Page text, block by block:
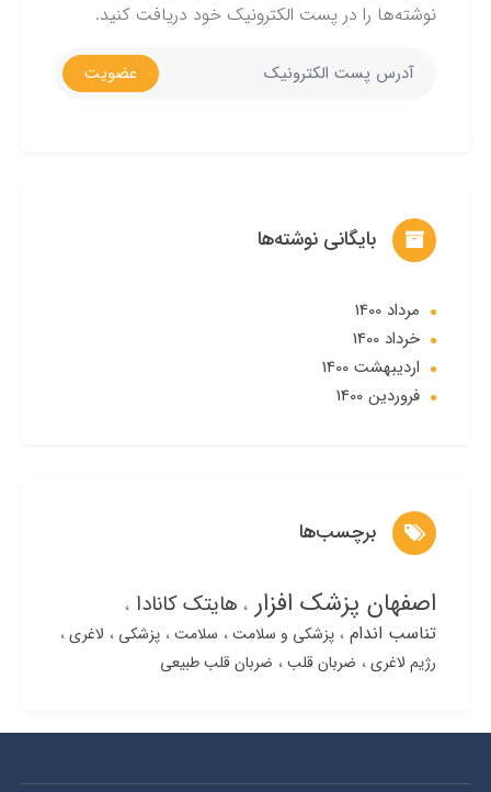
نوشته‌ها را در پست الکترونیک خود دریافت کنید.
عضویت
بایگانی نوشته‌ها
مرداد 1400
خرداد 1400
ارديبهشت 1400
فروردین 1400
برچسب‌ها
اصفهان پزشک افزار هایتک کانادا
تناسب اندام پزشکی و سلامت سلامت پزشکی
لاغری
رژیم لاغری
ضربان قلب ضربان قلب طبیعی